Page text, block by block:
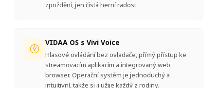
zpoždění, jen čistá herní radost.
VIDAA OS s Vivi Voice
Hlasové ovládání bez ovladače, přímý přístup ke
streamovacím aplikacím a integrovaný web
browser. Operační systém je jednoduchý a
intuitivní, takže si ji užije každý z rodiny.